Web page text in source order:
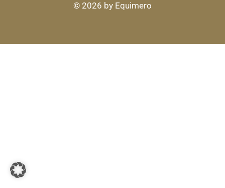
© 2026 by Equimero